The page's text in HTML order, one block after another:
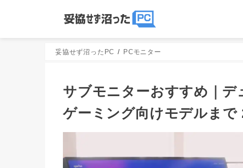
妥協せず沼ったPC PCモニター
サブモニターおすすめ｜デ
ゲーミング向けモデルまで